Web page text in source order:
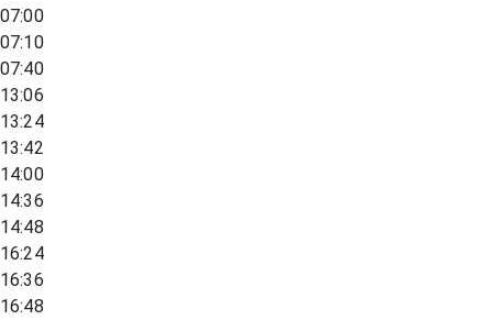
07:00
07:10
07:40
13:06
13:24
13:42
14:00
14:36
14:48
16:24
16:36
16:48